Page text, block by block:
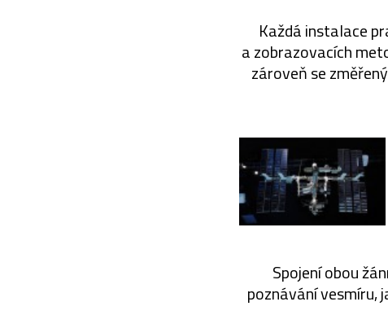
Každá instalace
a zobrazovacích
zároveň se
Spojení obou
poznávání vesmíru,